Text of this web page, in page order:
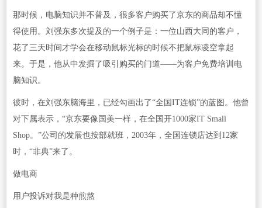
那时候，电脑知识并不普及，很多客户购买了京东的商品却不懂
得使用。刘强东多次提及的一个例子是：一位山西大同的客户，
花了三天时间才学会在移动鼠标光标的时候不把鼠标凌空拿起
来。于是，他从中发掘了吸引购买的门道——为客户免费培训电
脑知识。
彼时，在刘强东脑海里，已经勾画出了“全国IT连锁”的蓝图。他曾
对下属表示，“京东要像国美一样，在全国开1000家IT Small
Shop。”公司的发展也按部就班，2003年，全国连锁店达到12家
时，“非典”来了。
做电商
用户投诉对我是种煎熬